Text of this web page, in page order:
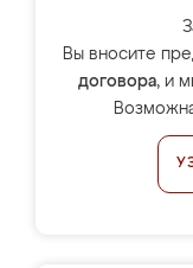
Вы вносите
договора, и